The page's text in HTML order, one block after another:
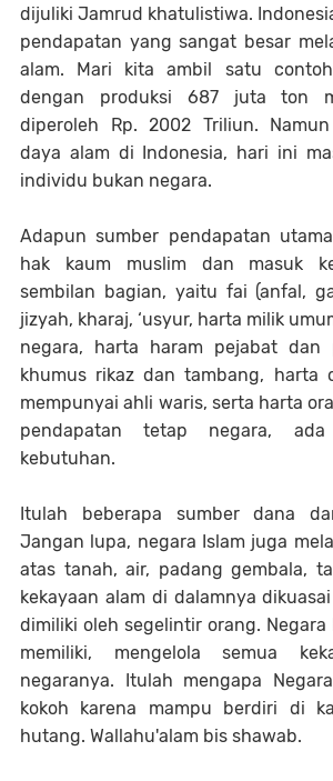
dijuliki Jamrud khatulistiwa.
pendapatan yang sangat besar
alam. Mari kita ambil satu
dengan produksi 687 juta ton
diperoleh Rp. 2002 Triliun.
daya alam di Indonesia, hari ini
individu bukan negara.
Adapun sumber pendapatan
hak kaum muslim dan masuk
sembilan bagian, yaitu fai (anfal,
jizyah, kharaj, ‘usyur, harta milik
negara, harta haram pejabat dan
khumus rikaz dan tambang, harta
mempunyai ahli waris, serta harta
pendapatan tetap negara,
kebutuhan.
Itulah beberapa sumber dana
Jangan lupa, negara Islam juga
atas tanah, air, padang gembala,
kekayaan alam di dalamnya
dimiliki oleh segelintir orang.
memiliki, mengelola semua
negaranya. Itulah mengapa
kokoh karena mampu berdiri di
hutang. Wallahu'alam bis shawab.